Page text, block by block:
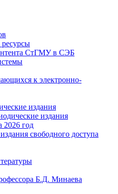
ресурсы
СтГМУ в СЭБ
к электронно-
издания
издания
2026 год
свободного доступа
Б.Д. Минаева